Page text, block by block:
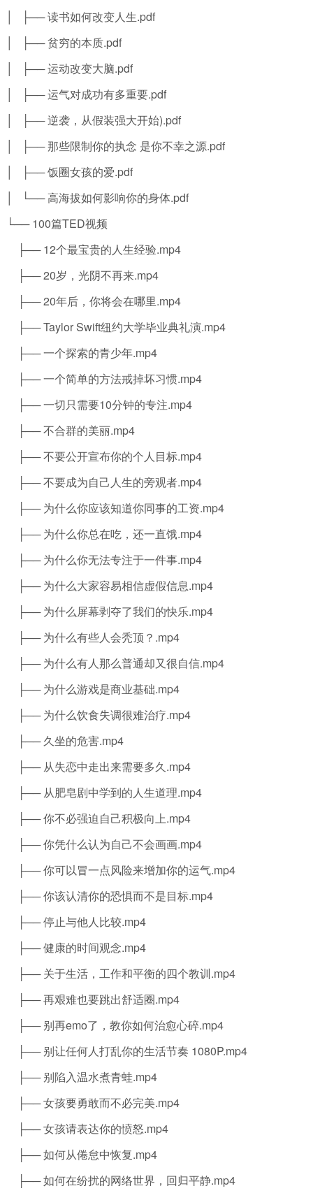
│ ├── 读书如何改变人生.pdf
│ ├── 贫穷的本质.pdf
│ ├── 运动改变大脑.pdf
│ ├── 运气对成功有多重要.pdf
│ ├── 逆袭，从假装强大开始).pdf
│ ├── 那些限制你的执念 是你不幸之源.pdf
│ ├── 饭圈女孩的爱.pdf
│ └── 高海拔如何影响你的身体.pdf
└── 100篇TED视频
├── 12个最宝贵的人生经验.mp4
├── 20岁，光阴不再来.mp4
├── 20年后，你将会在哪里.mp4
├── Taylor Swift纽约大学毕业典礼演.mp4
├── 一个探索的青少年.mp4
├── 一个简单的方法戒掉坏习惯.mp4
├── 一切只需要10分钟的专注.mp4
├── 不合群的美丽.mp4
├── 不要公开宣布你的个人目标.mp4
├── 不要成为自己人生的旁观者.mp4
├── 为什么你应该知道你同事的工资.mp4
├── 为什么你总在吃，还一直饿.mp4
├── 为什么你无法专注于一件事.mp4
├── 为什么大家容易相信虚假信息.mp4
├── 为什么屏幕剥夺了我们的快乐.mp4
├── 为什么有些人会秃顶？.mp4
├── 为什么有人那么普通却又很自信.mp4
├── 为什么游戏是商业基础.mp4
├── 为什么饮食失调很难治疗.mp4
├── 久坐的危害.mp4
├── 从失恋中走出来需要多久.mp4
├── 从肥皂剧中学到的人生道理.mp4
├── 你不必强迫自己积极向上.mp4
├── 你凭什么认为自己不会画画.mp4
├── 你可以冒一点风险来增加你的运气.mp4
├── 你该认清你的恐惧而不是目标.mp4
├── 停止与他人比较.mp4
├── 健康的时间观念.mp4
├── 关于生活，工作和平衡的四个教训.mp4
├── 再艰难也要跳出舒适圈.mp4
├── 别再emo了，教你如何治愈心碎.mp4
├── 别让任何人打乱你的生活节奏 1080P.mp4
├── 别陷入温水煮青蛙.mp4
├── 女孩要勇敢而不必完美.mp4
├── 女孩请表达你的愤怒.mp4
├── 如何从倦怠中恢复.mp4
├── 如何在纷扰的网络世界，回归平静.mp4